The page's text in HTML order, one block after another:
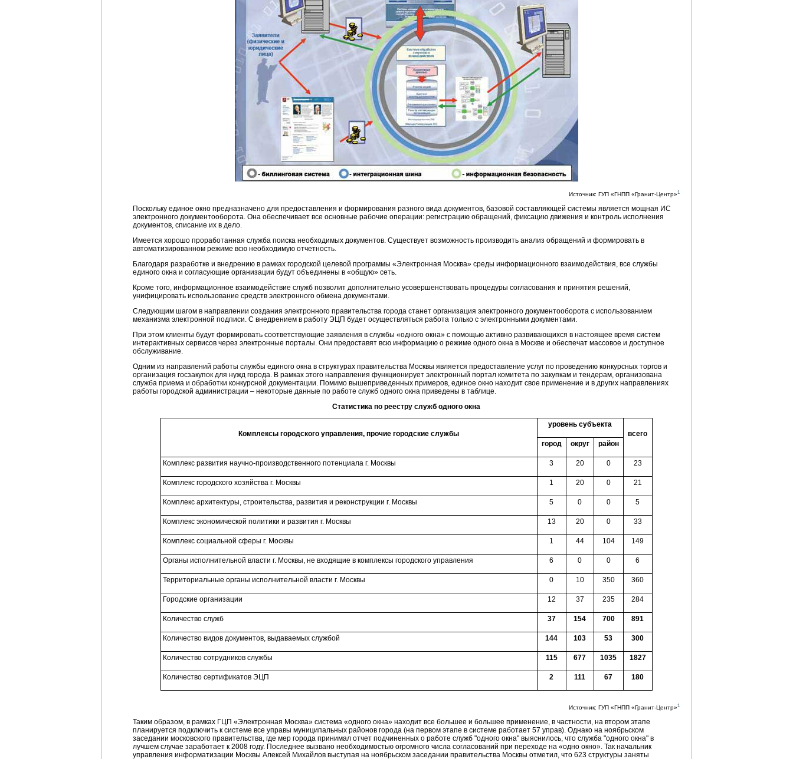
Источник: ГУП «ГНПП «Гранит-Центр»1
Поскольку единое окно предназначено для предоставления и формирования разного вида документов, базовой составляющей системы является мощная ИС
электронного документооборота. Она обеспечивает все основные рабочие операции: регистрацию обращений, фиксацию движения и контроль исполнения
документов, списание их в дело.
Имеется хорошо проработанная служба поиска необходимых документов. Существует возможность производить анализ обращений и формировать в
автоматизированном режиме всю необходимую отчетность.
Благодаря разработке и внедрению в рамках городской целевой программы «Электронная Москва» среды информационного взаимодействия, все службы
единого окна и согласующие организации будут объединены в «общую» сеть.
Кроме того, информационное взаимодействие служб позволит дополнительно усовершенствовать процедуры согласования и принятия решений,
унифицировать использование средств электронного обмена документами.
Следующим шагом в направлении создания электронного правительства города станет организация электронного документооборота с использованием
механизма электронной подписи. С внедрением в работу ЭЦП будет осуществляться работа только с электронными документами.
При этом клиенты будут формировать соответствующие заявления в службы «одного окна» с помощью активно развивающихся в настоящее время систем
интерактивных сервисов через электронные порталы. Они предоставят всю информацию о режиме одного окна в Москве и обеспечат массовое и доступное
обслуживание.
Одним из направлений работы службы единого окна в структурах правительства Москвы является предоставление услуг по проведению конкурсных торгов и
организация госзакупок для нужд города. В рамках этого направления функционирует электронный портал комитета по закупкам и тендерам, организована
служба приема и обработки конкурсной документации. Помимо вышеприведенных примеров, единое окно находит свое применение и в других направлениях
работы городской администрации – некоторые данные по работе служб одного окна приведены в таблице.
Статистика по реестру служб одного окна
Комплексы городского управления, прочие городские службы
уровень субъекта
всего
город
округ район
Комплекс развития научно-производственного потенциала г. Москвы 3 20 0 23
Комплекс городского хозяйства г. Москвы 1 20 0 21
Комплекс архитектуры, строительства, развития и реконструкции г. Москвы 5 0 0 5
Комплекс экономической политики и развития г. Москвы 13 20 0 33
Комплекс социальной сферы г. Москвы 1 44 104 149
Органы исполнительной власти г. Москвы, не входящие в комплексы городского управления 6 0 0 6
Территориальные органы исполнительной власти г. Москвы 0 10 350 360
Городские организации 12 37 235 284
Количество служб 37 154 700 891
Количество видов документов, выдаваемых службой 144 103 53 300
Количество сотрудников службы 115 677 1035 1827
Количество сертификатов ЭЦП 2 111 67 180
Источник: ГУП «ГНПП «Гранит-Центр»1
Таким образом, в рамках ГЦП «Электронная Москва» система «одного окна» находит все большее и большее применение, в частности, на втором этапе
планируется подключить к системе все управы муниципальных районов города (на первом этапе в системе работает 57 управ). Однако на ноябрьском
заседании московского правительства, где мер города принимал отчет подчиненных о работе служб "одного окна" выяснилось, что служба "одного окна" в
лучшем случае заработает к 2008 году. Последнее вызвано необходимостью огромного числа согласований при переходе на «одно окно». Так начальник
управления информатизации Москвы Алексей Михайлов выступая на ноябрьском заседании правительства Москвы отметил, что 623 структуры заняты